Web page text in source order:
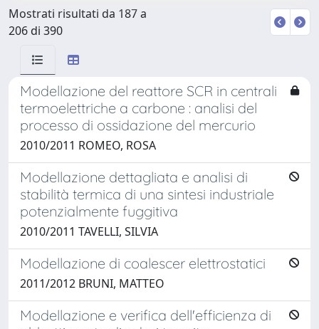
Mostrati risultati da 187 a
206 di 390
Modellazione del reattore SCR in centrali
termoelettriche a carbone : analisi del
processo di ossidazione del mercurio
2010/2011 ROMEO, ROSA
Modellazione dettagliata e analisi di
stabilità termica di una sintesi industriale
potenzialmente fuggitiva
2010/2011 TAVELLI, SILVIA
Modellazione di coalescer elettrostatici
2011/2012 BRUNI, MATTEO
Modellazione e verifica dell'efficienza di